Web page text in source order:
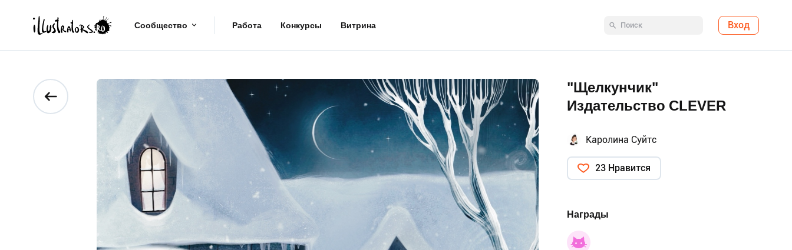
Сообщество Работа Конкурсы Витрина Вход
"Щелкунчик"
Издательство CLEVER
Каролина Суйтс
23 Нравится
Награды